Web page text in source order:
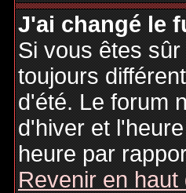
J'ai changé le
Si vous êtes
toujours
d'été. Le forum
d'hiver et
heure par
Revenir en haut